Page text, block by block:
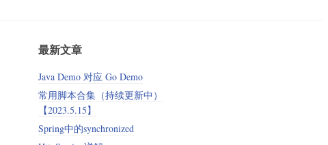
最新文章
Java Demo 对应 Go Demo
常用脚本合集（持续更新中）
【2023.5.15】
Spring中的synchronized